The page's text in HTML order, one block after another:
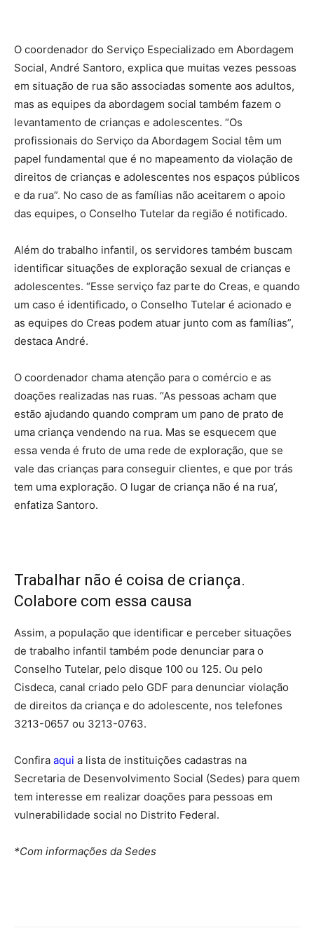
O coordenador do Serviço Especializado em Abordagem
Social, André Santoro, explica que muitas vezes pessoas
em situação de rua são associadas somente aos adultos,
mas as equipes da abordagem social também fazem o
levantamento de crianças e adolescentes. “Os
profissionais do Serviço da Abordagem Social têm um
papel fundamental que é no mapeamento da violação de
direitos de crianças e adolescentes nos espaços públicos
e da rua”. No caso de as famílias não aceitarem o apoio
das equipes, o Conselho Tutelar da região é notificado.
Além do trabalho infantil, os servidores também buscam
identificar situações de exploração sexual de crianças e
adolescentes. “Esse serviço faz parte do Creas, e quando
um caso é identificado, o Conselho Tutelar é acionado e
as equipes do Creas podem atuar junto com as famílias”,
destaca André.
O coordenador chama atenção para o comércio e as
doações realizadas nas ruas. “As pessoas acham que
estão ajudando quando compram um pano de prato de
uma criança vendendo na rua. Mas se esquecem que
essa venda é fruto de uma rede de exploração, que se
vale das crianças para conseguir clientes, e que por trás
tem uma exploração. O lugar de criança não é na rua’,
enfatiza Santoro.
Trabalhar não é coisa de criança.
Colabore com essa causa
Assim, a população que identificar e perceber situações
de trabalho infantil também pode denunciar para o
Conselho Tutelar, pelo disque 100 ou 125. Ou pelo
Cisdeca, canal criado pelo GDF para denunciar violação
de direitos da criança e do adolescente, nos telefones
3213-0657 ou 3213-0763.
Confira aqui a lista de instituições cadastras na
Secretaria de Desenvolvimento Social (Sedes) para quem
tem interesse em realizar doações para pessoas em
vulnerabilidade social no Distrito Federal.
*Com informações da Sedes